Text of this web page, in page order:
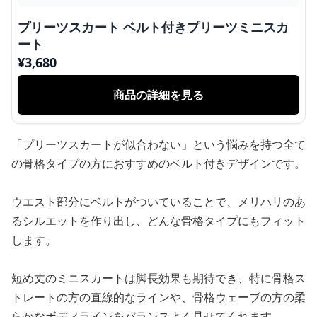
プリーツスカート ベルト付きプリーツミニスカ
ート
¥3,680
商品の詳細を見る
「プリーツスカートが似合わない」という悩みを持つ全て
の骨格タイプの方におすすめのベルト付きデザインです。
ウエスト部分にベルトがついていることで、メリハリのあ
るシルエットを作り出し、どんな骨格タイプにもフィット
します。
短め丈のミニスカートは脚長効果も期待でき、特に骨格ス
トレートの方の直線的なラインや、骨格ウェーブの方の柔